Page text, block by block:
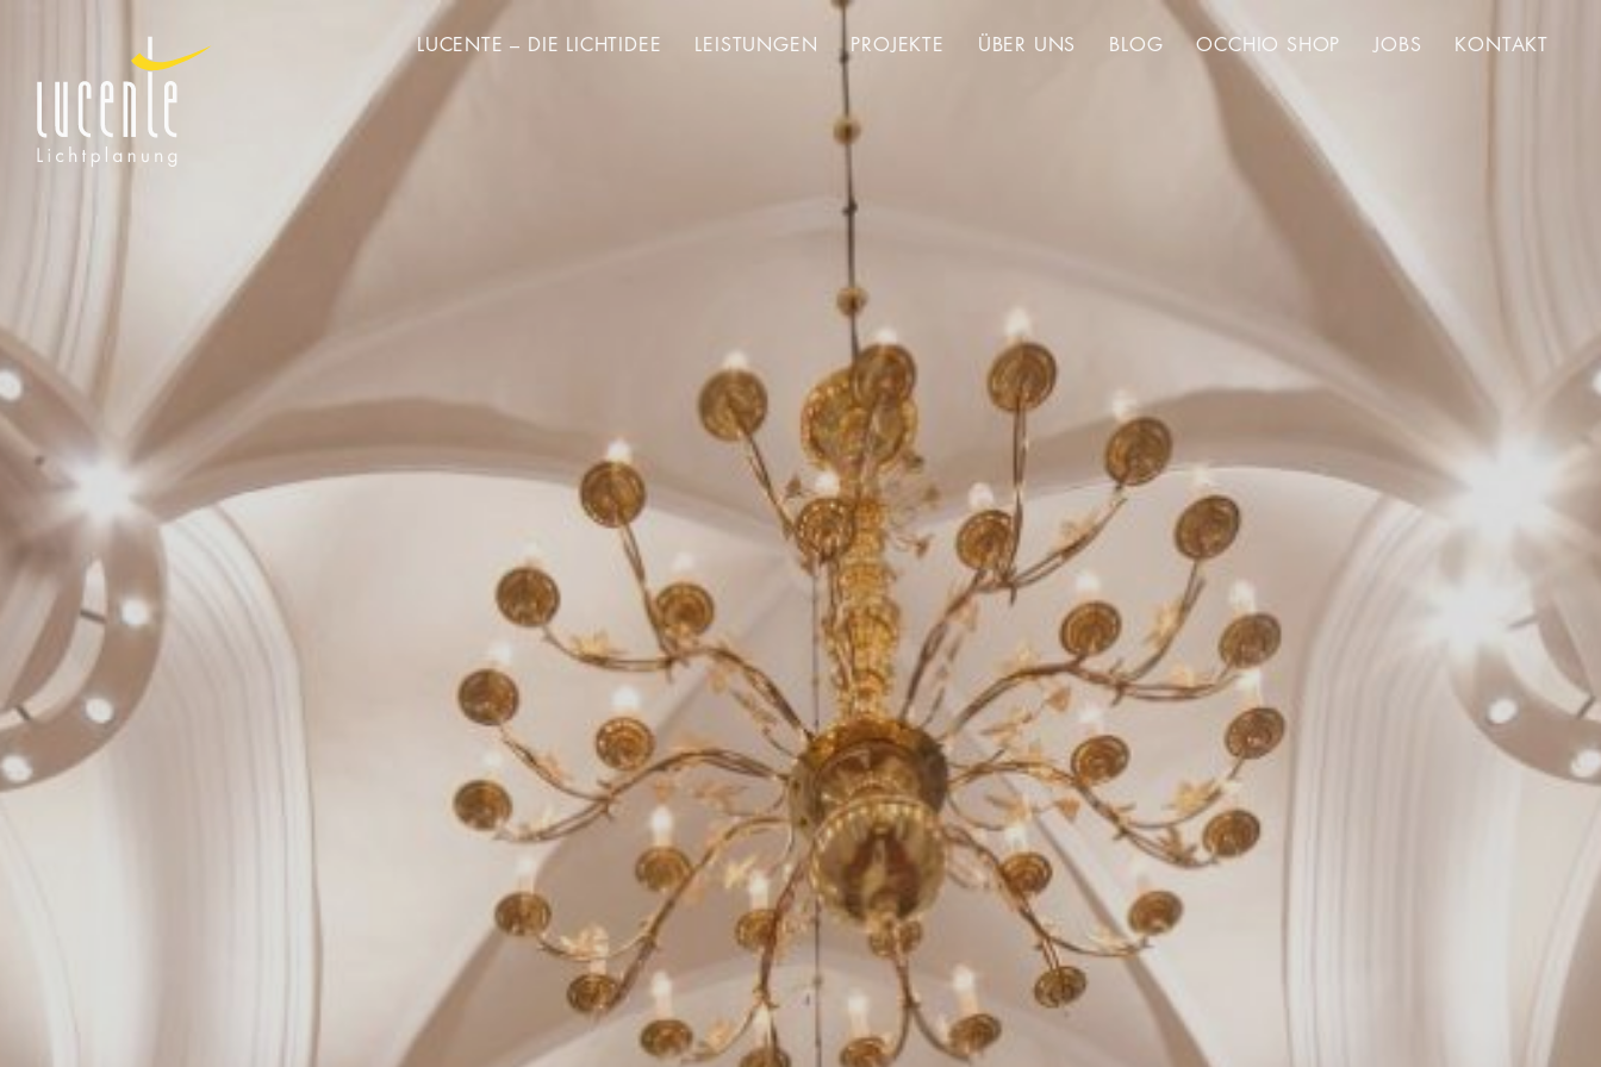
LUCENTE – DIE LICHTIDEE LEISTUNGEN PROJEKTE ÜBER UNS BLOG OCCHIO SHOP JOBS KONTAKT